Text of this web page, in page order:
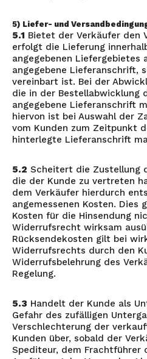
5) Liefer- und
5.1 Bietet der Verkäufer den
erfolgt die Lieferung
angegebenen Liefergebietes
angegebene Lieferanschrift,
vereinbart ist. Bei der
die in der Bestellabwicklung
angegebene Lieferanschrift
hiervon ist bei Auswahl der
vom Kunden zum Zeitpunkt
hinterlegte Lieferanschrift
5.2 Scheitert die Zustellung
die der Kunde zu vertreten
dem Verkäufer hierdurch
angemessenen Kosten. Dies
Kosten für die Hinsendung
Widerrufsrecht wirksam
Rücksendekosten gilt bei
Widerrufsrechts durch den
Widerrufsbelehrung des
Regelung.
5.3 Handelt der Kunde als
Gefahr des zufälligen
Verschlechterung der
Kunden über, sobald der
Spediteur, dem Frachtführer